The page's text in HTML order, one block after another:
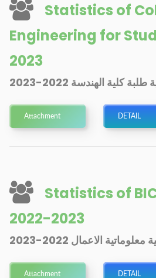
Statistics of
Engineering for
2023
كلية الهندسة 2022-2023
Attachment DETAIL
Statistics of
2022-2023
الاعمال 2022-2023
Attachment DETAIL